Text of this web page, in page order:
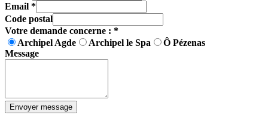
Email *
Code postal
Votre demande concerne : *
Archipel Agde
Archipel le Spa
Ô Pézenas
Message